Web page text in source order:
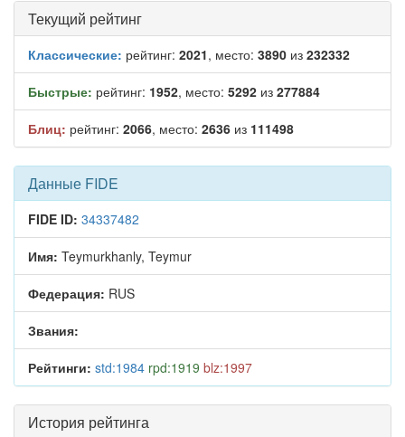
Текущий рейтинг
Классические: рейтинг: 2021, место: 3890 из 232332
Быстрые: рейтинг: 1952, место: 5292 из 277884
Блиц: рейтинг: 2066, место: 2636 из 111498
Данные FIDE
FIDE ID: 34337482
Имя: Teymurkhanly, Teymur
Федерация: RUS
Звания:
Рейтинги: std:1984 rpd:1919 blz:1997
История рейтинга